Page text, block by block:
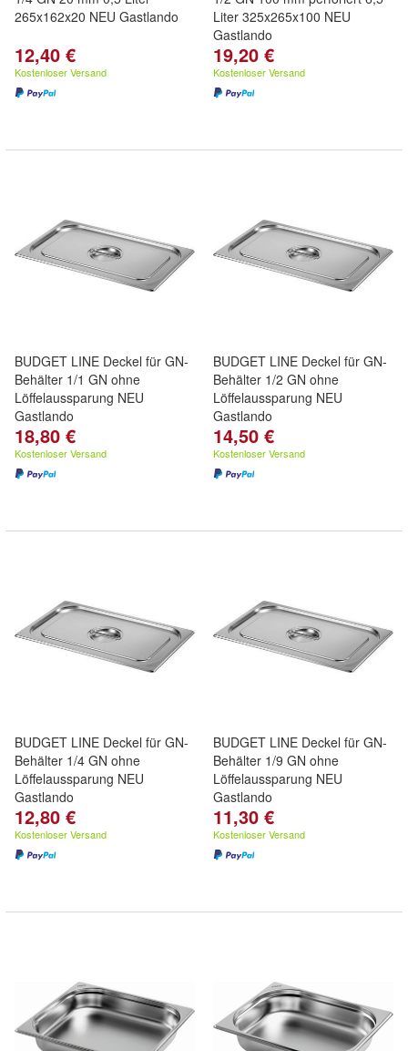
265x162x20 NEU Gastlando
12,40 €
Kostenloser Versand
Liter 325x265x100 NEU
Gastlando
19,20 €
Kostenloser Versand
BUDGET LINE Deckel für GN-
Behälter 1/1 GN ohne
Löffelaussparung NEU
Gastlando
18,80 €
Kostenloser Versand
BUDGET LINE Deckel für GN-
Behälter 1/2 GN ohne
Löffelaussparung NEU
Gastlando
14,50 €
Kostenloser Versand
BUDGET LINE Deckel für GN-
Behälter 1/4 GN ohne
Löffelaussparung NEU
Gastlando
12,80 €
Kostenloser Versand
BUDGET LINE Deckel für GN-
Behälter 1/9 GN ohne
Löffelaussparung NEU
Gastlando
11,30 €
Kostenloser Versand